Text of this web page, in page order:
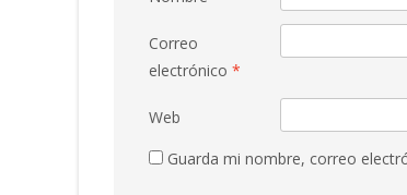
Correo
electrónico *
Web
Guarda mi nombre, correo